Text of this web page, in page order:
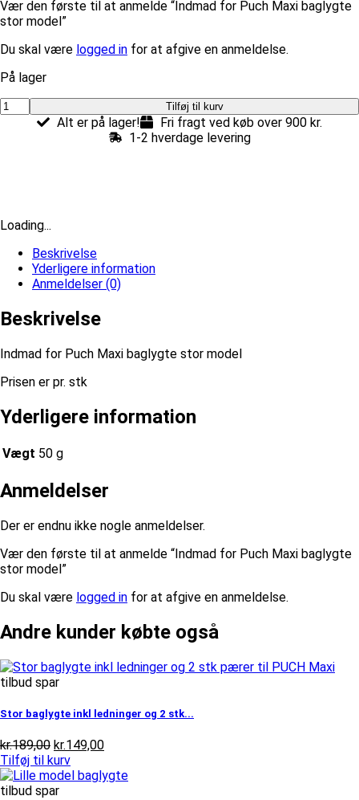
Vær den første til at anmelde “Indmad for Puch Maxi baglygte
stor model”
Du skal være logged in for at afgive en anmeldelse.
På lager
Indmad
for
Tilføj til kurv
Alt er på lager!
Fri fragt ved køb over 900 kr.
1-2 hverdage levering
Loading...
Beskrivelse
Yderligere information
Anmeldelser (0)
Beskrivelse
Indmad for Puch Maxi baglygte stor model
Prisen er pr. stk
Yderligere information
Vægt 50 g
Anmeldelser
Der er endnu ikke nogle anmeldelser.
Vær den første til at anmelde “Indmad for Puch Maxi baglygte
stor model”
Du skal være logged in for at afgive en anmeldelse.
Andre kunder købte også
tilbud spar
Stor baglygte inkl ledninger og 2 stk...
kr.189,00 Den
oprindelige
pris
var:
kr.149,00Den
pris
Tilføj til kurv
tilbud spar